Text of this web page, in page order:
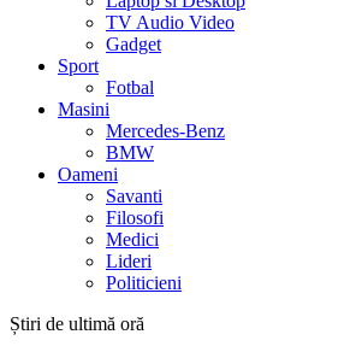
TV Audio Video
Gadget
Sport
Fotbal
Masini
Mercedes-Benz
BMW
Oameni
Savanti
Filosofi
Medici
Lideri
Politicieni
Știri de ultimă oră